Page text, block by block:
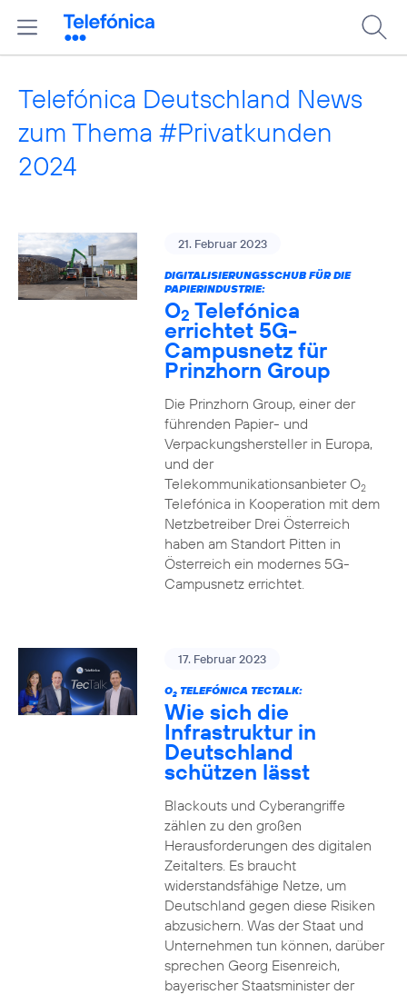
Telefónica Deutschland News
zum Thema #Privatkunden
2024
21. Februar 2023
DIGITALISIERUNGSSCHUB FÜR DIE
PAPIERINDUSTRIE:
O2 Telefónica
errichtet 5G-
Campusnetz für
Prinzhorn Group
Die Prinzhorn Group, einer der
führenden Papier- und
Verpackungshersteller in Europa,
und der
Telekommunikationsanbieter O2
Telefónica in Kooperation mit dem
Netzbetreiber Drei Österreich
haben am Standort Pitten in
Österreich ein modernes 5G-
Campusnetz errichtet.
17. Februar 2023
O2TELEFÓNICA TECTALK:
Wie sich die
Infrastruktur in
Deutschland
schützen lässt
Blackouts und Cyberangriffe
zählen zu den großen
Herausforderungen des digitalen
Zeitalters. Es braucht
widerstandsfähige Netze, um
Deutschland gegen diese Risiken
abzusichern. Was der Staat und
Unternehmen tun können, darüber
sprechen Georg Eisenreich,
bayerischer Staatsminister der